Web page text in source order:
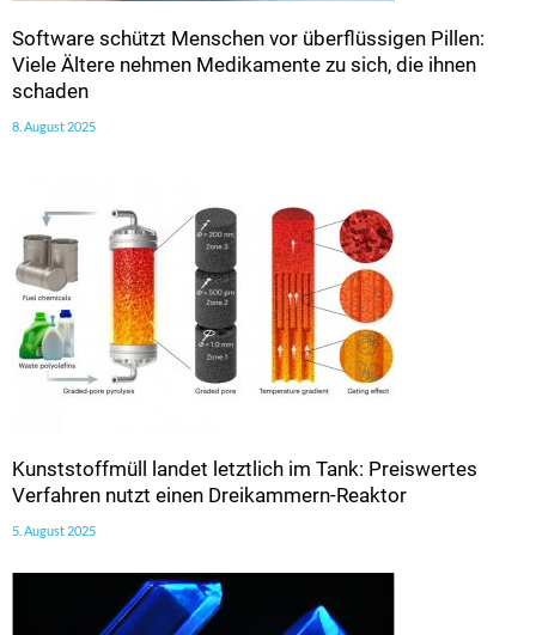
Software schützt Menschen vor überflüssigen Pillen:
Viele Ältere nehmen Medikamente zu sich, die ihnen
schaden
8. August 2025
Kunststoffmüll landet letztlich im Tank: Preiswertes
Verfahren nutzt einen Dreikammern-Reaktor
5. August 2025